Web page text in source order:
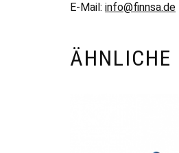
E-Mail: info@finnsa.de
ÄHNLICHE